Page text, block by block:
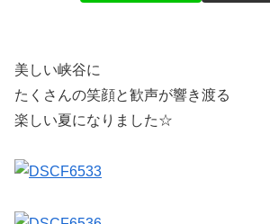
美しい峡谷に
たくさんの笑顔と歓声が響き渡る
楽しい夏になりました☆